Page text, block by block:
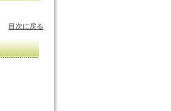
目次に戻る